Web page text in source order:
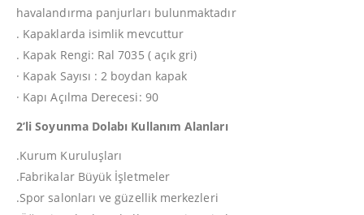
havalandırma panjurları bulunmaktadır
. Kapaklarda isimlik mevcuttur
. Kapak Rengi: Ral 7035 ( açık gri)
· Kapak Sayısı : 2 boydan kapak
· Kapı Açılma Derecesi: 90
2’li Soyunma Dolabı Kullanım Alanları
.Kurum Kuruluşları
.Fabrikalar Büyük İşletmeler
.Spor salonları ve güzellik merkezleri